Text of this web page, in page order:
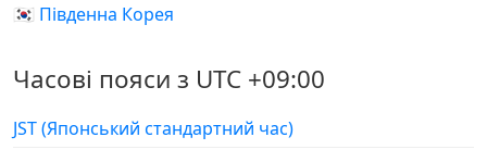
🇰🇷 Південна Корея
Часові пояси з UTC +09:00
JST (Японський стандартний час)